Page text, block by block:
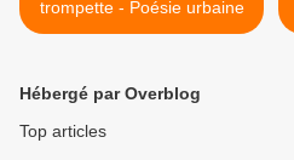
trompette - Poésie urbaine
Hébergé par Overblog
Top articles